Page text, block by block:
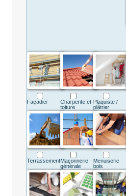
Façadier
Charpente et
toiture
Plaquiste /
plâtrier
TerrassementMaçonnerie
générale
Menuiserie
bois